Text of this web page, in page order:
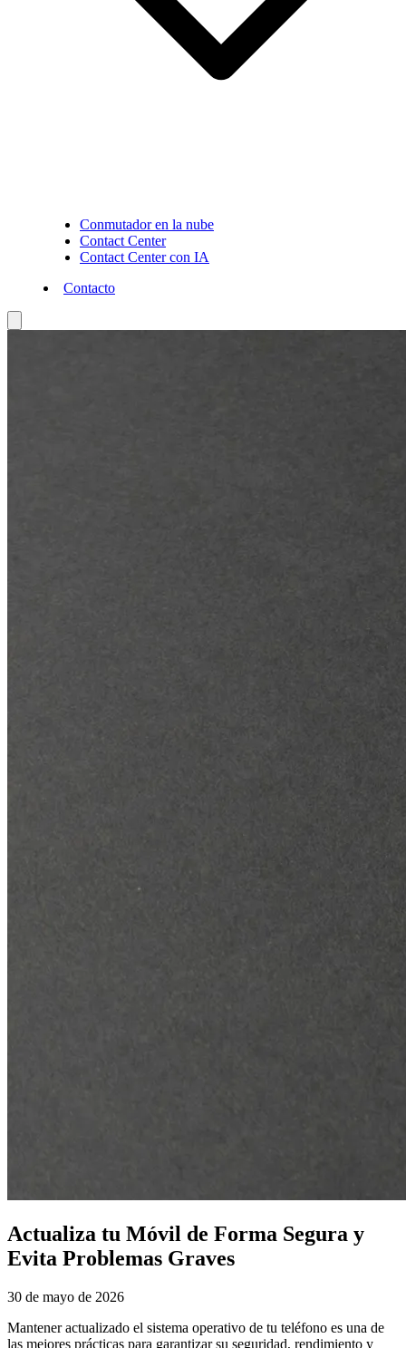
Conmutador en la nube
Contact Center
Contact Center con IA
Contacto
Actualiza tu Móvil de Forma Segura y
Evita Problemas Graves
30 de mayo de 2026
Mantener actualizado el sistema operativo de tu teléfono es una de
las mejores prácticas para garantizar su seguridad, rendimiento y